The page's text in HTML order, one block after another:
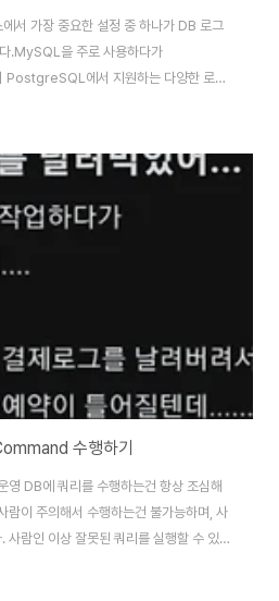
서 가장 중요한 설정 중 하나가 DB 로그
.MySQL을 주로 사용하다가
에서 지원하는 다양한 로그
내에서 적용하고 있는 PostgreSQL 의
파라미터각 설정들은 공식 문서 를 확인해
싱하여 Slack 알람 등을 보내는
면 좋다.log_temp_files권장: 1024설정
수행하기
DB에 쿼리를 수행하는건 항상 조심해
람이 주의해서 수행하는건 불가능하며, 사
사람인 이상 잘못된 쿼리를 실행할 수 있지
하지 않도록 장치를 둘 순 있다. 그래서